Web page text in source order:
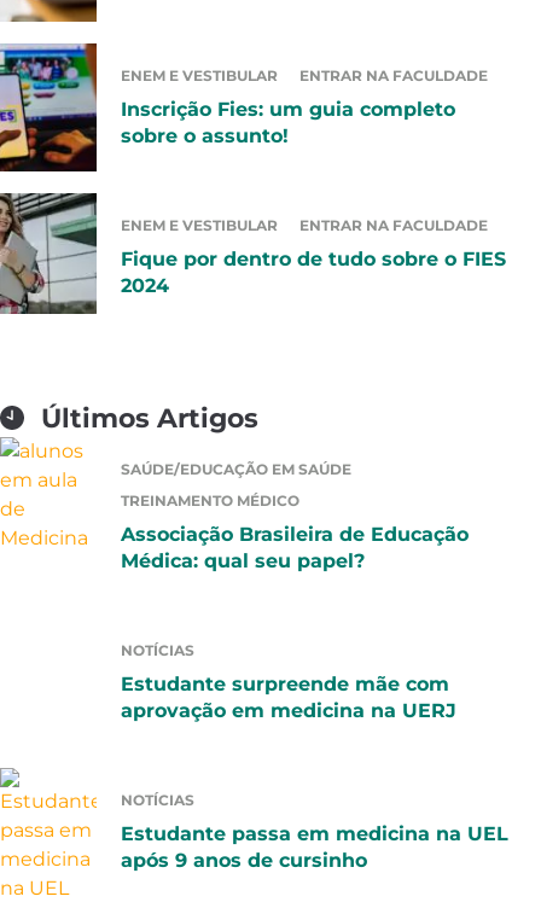
ENEM E VESTIBULAR ENTRAR NA FACULDADE
Inscrição Fies: um guia completo
sobre o assunto!
ENEM E VESTIBULAR ENTRAR NA FACULDADE
Fique por dentro de tudo sobre o FIES
2024
Últimos Artigos
SAÚDE/EDUCAÇÃO EM SAÚDE
TREINAMENTO MÉDICO
Associação Brasileira de Educação
Médica: qual seu papel?
NOTÍCIAS
Estudante surpreende mãe com
aprovação em medicina na UERJ
NOTÍCIAS
Estudante passa em medicina na UEL
após 9 anos de cursinho